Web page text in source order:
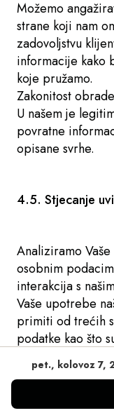
Možemo
strane koji nam
zadovoljstvu
informacije kako
koje pružamo.
Zakonitost obrade
U našem je
povratne
opisane svrhe.
4.5. Stjecanje
Analiziramo
osobnim
interakcija s
Vaše upotrebe
primiti od trećih
podatke kao što
preferencije
iz programa
datume
prethodne
pet., kolovoz 7,